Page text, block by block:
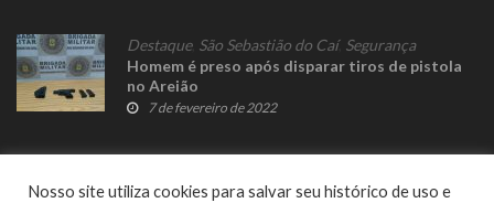
Destaque, São Sebastião do Caí, Segurança
Homem é preso após disparar tiros de pistola
no Areião
7 de fevereiro de 2022
Nosso site utiliza cookies para salvar seu histórico de uso e